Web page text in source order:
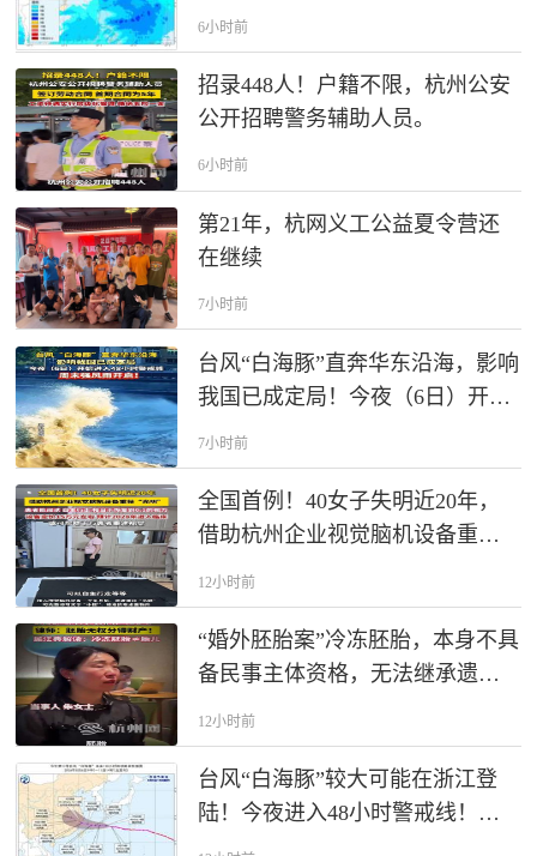
浙江到福建北部沿海登陆；今晚
到明晚，云南、四川等地可能发
生山洪
6小时前
招录448人！户籍不限，杭州公安
公开招聘警务辅助人员。
6小时前
第21年，杭网义工公益夏令营还
在继续
7小时前
台风“白海豚”直奔华东沿海，影响
我国已成定局！今夜（6日）开始
进入48小时警戒线，周末强风雨
开启！
7小时前
全国首例！40女子失明近20年，
借助杭州企业视觉脑机设备重获
“光明”，这套设备定价在15万元左
右，预计2028年进入临床，或可
帮助千万患者重建视觉。
12小时前
“婚外胚胎案”冷冻胚胎，本身不具
备民事主体资格，无法继承遗
产。只有胚胎成功活体出生，非
婚生子女享有和婚生子女同等继
承权，才可以分割生父财产。
12小时前
台风“白海豚”较大可能在浙江登
陆！今夜进入48小时警戒线！浙
江启动防台风Ⅳ级应急响应